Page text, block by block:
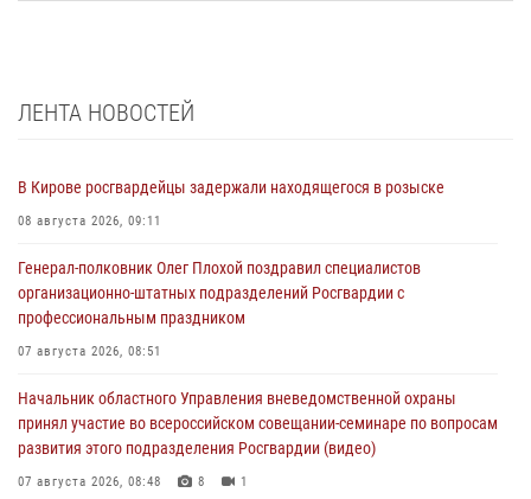
ЛЕНТА НОВОСТЕЙ
В Кирове росгвардейцы задержали находящегося в розыске
08 августа 2026, 09:11
Генерал-полковник Олег Плохой поздравил специалистов
организационно-штатных подразделений Росгвардии с
профессиональным праздником
07 августа 2026, 08:51
Начальник областного Управления вневедомственной охраны
принял участие во всероссийском совещании-семинаре по вопросам
развития этого подразделения Росгвардии (видео)
07 августа 2026, 08:48 8 1